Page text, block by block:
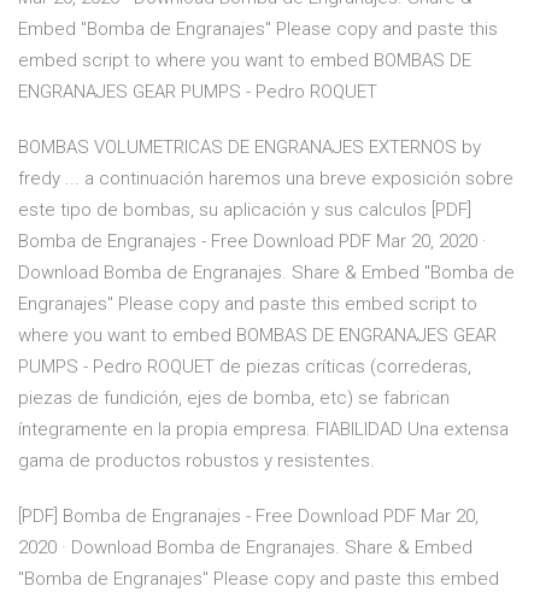
Embed "Bomba de Engranajes" Please copy and paste this
embed script to where you want to embed BOMBAS DE
ENGRANAJES GEAR PUMPS - Pedro ROQUET
BOMBAS VOLUMETRICAS DE ENGRANAJES EXTERNOS by
fredy ... a continuación haremos una breve exposición sobre
este tipo de bombas, su aplicación y sus calculos [PDF]
Bomba de Engranajes - Free Download PDF Mar 20, 2020 ·
Download Bomba de Engranajes. Share & Embed "Bomba de
Engranajes" Please copy and paste this embed script to
where you want to embed BOMBAS DE ENGRANAJES GEAR
PUMPS - Pedro ROQUET de piezas críticas (correderas,
piezas de fundición, ejes de bomba, etc) se fabrican
íntegramente en la propia empresa. FIABILIDAD Una extensa
gama de productos robustos y resistentes.
[PDF] Bomba de Engranajes - Free Download PDF Mar 20,
2020 · Download Bomba de Engranajes. Share & Embed
"Bomba de Engranajes" Please copy and paste this embed